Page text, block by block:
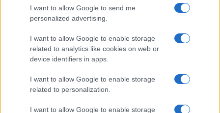
I want to allow Google to send me
personalized advertising.
I want to allow Google to enable storage
related to analytics like cookies on web or
device identifiers in apps.
I want to allow Google to enable storage
related to personalization.
I want to allow Google to enable storage
αλλαγές στα όποια σχέδια υπάρχουν τόσο για Π.Ν ,όσο και Π.Α
Reply
evaggelos(@evaggelos)
το θεμα ειναι θα δωθουν? η θα εχουμε διαφορες προφασεις?